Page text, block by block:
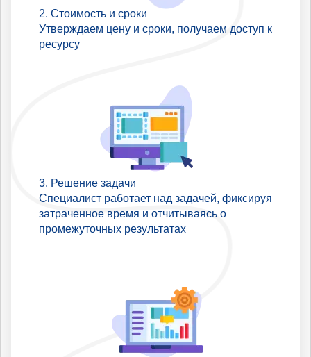
Стоимость и сроки
Утверждаем цену и сроки, получаем доступ к
ресурсу
Решение задачи
Специалист работает над задачей, фиксируя
затраченное время и отчитываясь о
промежуточных результатах